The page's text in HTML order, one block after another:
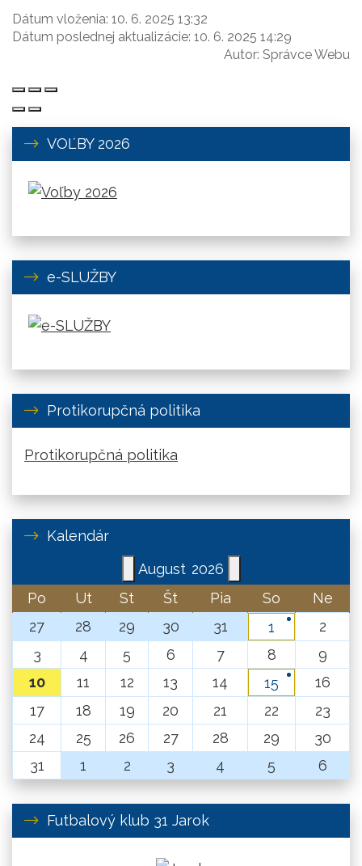
Dátum vloženia: 10. 6. 2025 13:32
Dátum poslednej aktualizácie: 10. 6. 2025 14:29
Autor: Správce Webu
VOĽBY 2026
e-SLUŽBY
Protikorupčná politika
Protikorupčná politika
Kalendár
August 2026
Po
Ut St Št Pia So
Ne
27
28 29 30 31 1
2
3
4 5 6 7 8
9
10
11 12 13 14 15
16
17
18 19 20 21 22
23
24
25 26 27 28 29
30
31
1 2 3 4 5 6
Futbalový klub 31 Jarok